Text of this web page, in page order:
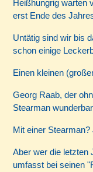
Heißhungrig warten
erst Ende des
Untätig sind wir bis
schon einige
Einen kleinen
Georg Raab, der
Stearman
Mit einer
Aber wer die letzten
umfasst bei seinen